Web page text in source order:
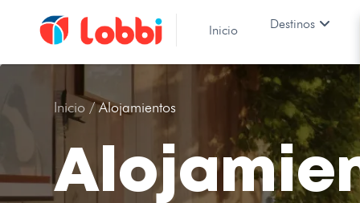
Inicio Destinos
Inicio /Alojamientos